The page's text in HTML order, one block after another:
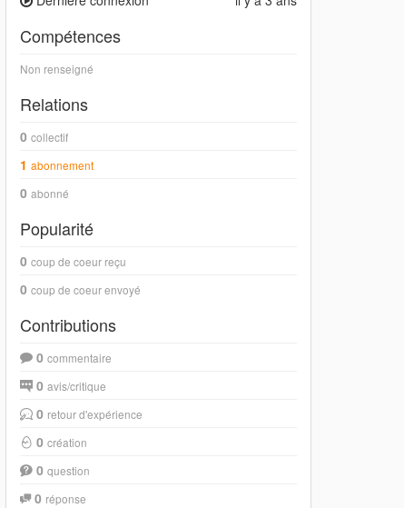
Compétences
Non renseigné
Relations
0 collectif
1 abonnement
0 abonné
Popularité
0 coup de coeur reçu
0 coup de coeur envoyé
Contributions
0 commentaire
0 avis/critique
0 retour d'expérience
0 création
0 question
0 réponse